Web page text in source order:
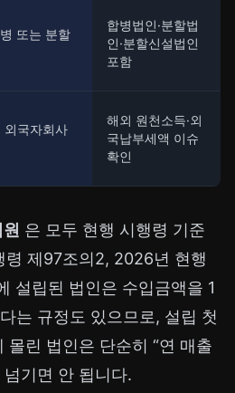
또는 분할
합병법인·분할법
인·분할신설법인
포함
외국자회사
해외 원천소득·외
국납부세액 이슈
확인
은 모두 현행 시행령 기준
령 제97조의2, 2026년 현행
설립된 법인은 수입금액을 1
는 규정도 있으므로, 설립 첫
몰린 법인은 단순히 “연 매출
기면 안 됩니다.